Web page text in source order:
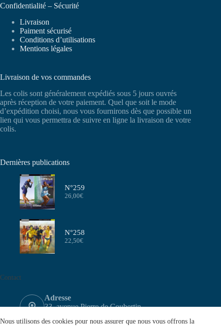
Nous utilisons des cookies pour nous assurer que nous vous offrons la
Confidentialité – Sécurité
Livraison
Paiment sécurisé
Conditions d’utilisations
Mentions légales
Livraison de vos commandes
Les colis sont généralement expédiés sous 5 jours ouvrés
après réception de votre paiement. Quel que soit le mode
d’expédition choisi, nous vous fournirons dès que possible un
lien qui vous permettra de suivre en ligne la livraison de votre
colis.
Dernières publications
N°259
26,00€
N°258
22,50€
Contact
Adresse
33, avenue Pierre de Coubertin